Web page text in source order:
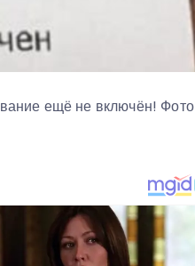
ещё не включён! Фото